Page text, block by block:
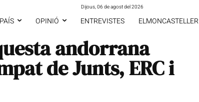
Dijous, 06 de agost del 2026
PAÍS OPINIÓ ENTREVISTES ELMONCASTELLER
andorrana
de Junts, ERC i